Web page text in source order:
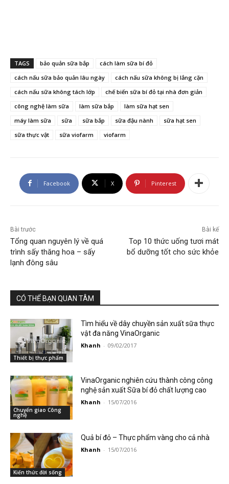
TAGS bảo quản sữa bắp
cách làm sữa bí đỏ
cách nấu sữa bảo quản lâu ngày
cách nấu sữa không bị lắng cặn
cách nấu sữa không tách lớp
chế biến sữa bí đỏ tại nhà đơn giản
công nghệ làm sữa
làm sữa bắp
làm sữa hạt sen
máy làm sữa
sữa sữa bắp sữa đậu nành
sữa hạt sen
sữa thực vật
sữa viofarm viofarm
Facebook X Pinterest
Bài trước
Tổng quan nguyên lý về quá
trình sấy thăng hoa – sấy
lạnh đông sâu
Bài kế
Top 10 thức uống tươi mát
bổ dưỡng tốt cho sức khỏe
CÓ THỂ BẠN QUAN TÂM
Thiết bị thực phẩm
Tìm hiểu về dây chuyền sản xuất sữa thực
vật đa năng VinaOrganic
Khanh - 09/02/2017
Chuyển giao Công
nghệ
VinaOrganic nghiên cứu thành công công
nghệ sản xuất Sữa bí đỏ chất lượng cao
Khanh - 15/07/2016
Kiến thức đời sống
Quả bí đỏ – Thực phẩm vàng cho cả nhà
Khanh - 15/07/2016